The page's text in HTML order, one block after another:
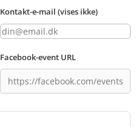
Kontakt-e-mail (vises ikke)
Facebook-event URL